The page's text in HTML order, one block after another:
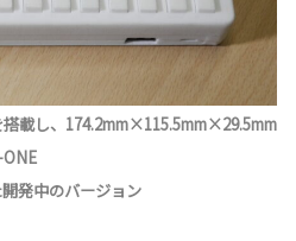
載し、174.2mm×115.5mm×29.5mm
発中のバージョン